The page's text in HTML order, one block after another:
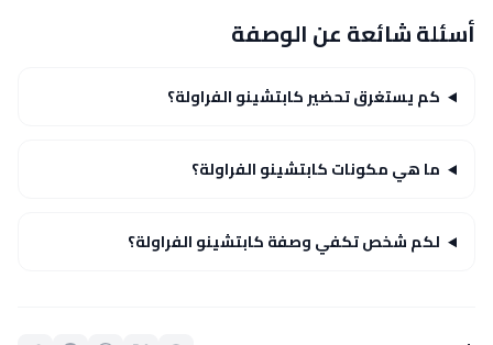
أسئلة شائعة عن الوصفة
كم يستغرق تحضير كابتشينو الفراولة؟
ما هي مكونات كابتشينو الفراولة؟
لكم شخص تكفي وصفة كابتشينو الفراولة؟